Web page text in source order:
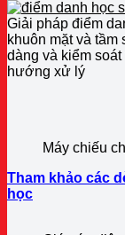
Giải pháp điểm
khuôn mặt và
dàng và kiểm
hướng xử lý
Máy chiếu
Tham khảo các
học